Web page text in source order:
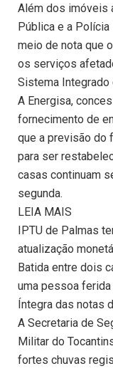
Além dos imóveis
Pública e a
meio de nota que
os serviços
Sistema Integrado
A Energisa,
fornecimento de
que a previsão do
para ser
casas continuam
segunda.
LEIA MAIS
IPTU de Palmas
atualização
Batida entre dois
uma pessoa ferida
Íntegra das notas
A Secretaria de
Militar do
fortes chuvas